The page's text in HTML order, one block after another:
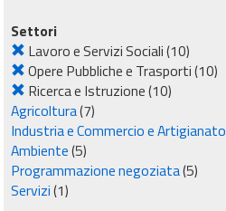
Settori
Lavoro e Servizi Sociali(10)
Opere Pubbliche e Trasporti(10)
Ricerca e Istruzione(10)
Agricoltura(7)
Industria e Commercio e Artigianato
Ambiente(5)
Programmazione negoziata(5)
Servizi(1)